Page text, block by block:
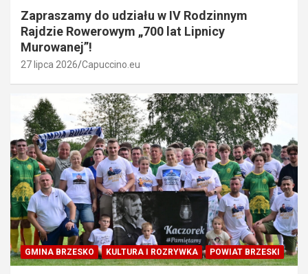
Zapraszamy do udziału w IV Rodzinnym
Rajdzie Rowerowym „700 lat Lipnicy
Murowanej”!
27 lipca 2026 Capuccino.eu
GMINA BRZESKO KULTURA I ROZRYWKA POWIAT BRZESKI